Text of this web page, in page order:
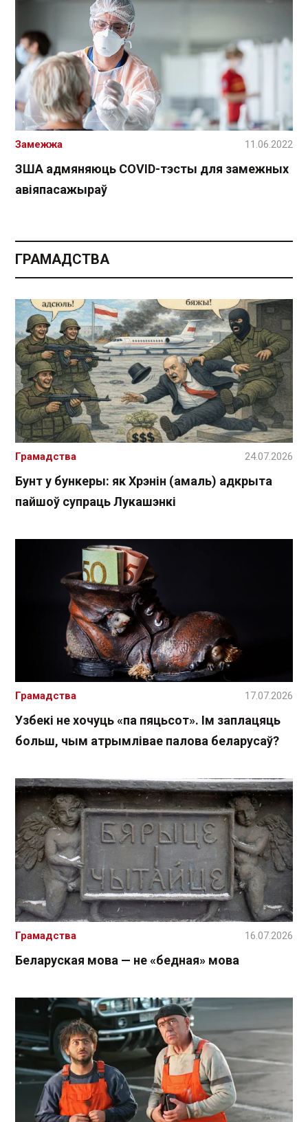
ЗША адмяняюць COVID-тэсты для замежных
авіяпасажыраў
Замежжа 11.06.2022
ГРАМАДСТВА
Бунт у бункеры: як Хрэнін (амаль) адкрыта
пайшоў супраць Лукашэнкі
Грамадства 24.07.2026
Узбекі не хочуць «па пяцьсот». Ім заплацяць
больш, чым атрымлівае палова беларусаў?
Грамадства 17.07.2026
Беларуская мова — не «бедная» мова
Грамадства 16.07.2026